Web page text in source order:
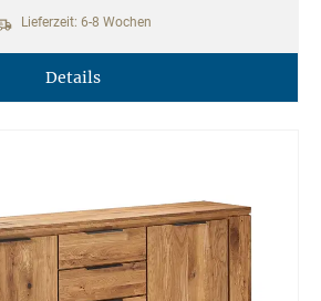
Lieferzeit: 6-8 Wochen
Details